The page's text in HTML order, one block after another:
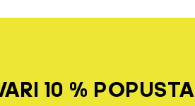
10 % POPUSTA